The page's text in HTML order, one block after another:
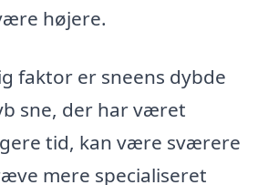
højere.
faktor er sneens dybde
sne, der har været
tid, kan være sværere
mere specialiseret